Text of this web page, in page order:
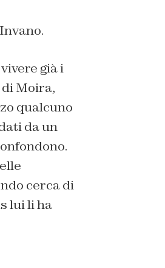
già i
Moira,
qualcuno
da un
cerca di
lui li ha